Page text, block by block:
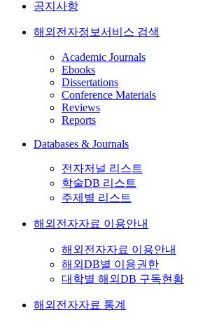
공지사항
해외전자정보서비스 검색
Academic Journals
Ebooks
Dissertations
Conference Materials
Reviews
Reports
Databases & Journals
전자저널 리스트
학술DB 리스트
주제별 리스트
해외전자자료 이용안내
해외전자자료 이용안내
해외DB별 이용권한
대학별 해외DB 구독현황
해외전자자료 통계